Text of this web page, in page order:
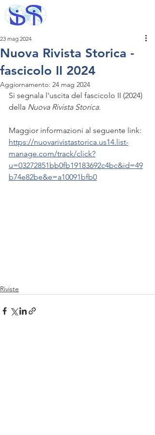
Nuova Rivista Storica -
fascicolo II 2024
23 mag 2024
Aggiornamento: 24 mag 2024
Si segnala l'uscita del fascicolo II (2024)
della Nuova Rivista Storica.
Maggior informazioni al seguente link:
https://nuovarivistastorica.us14.list-
manage.com/track/click?
u=03272851bb0fb19183692c4bc&id=49
b74e82be&e=a10091bfb0
Riviste